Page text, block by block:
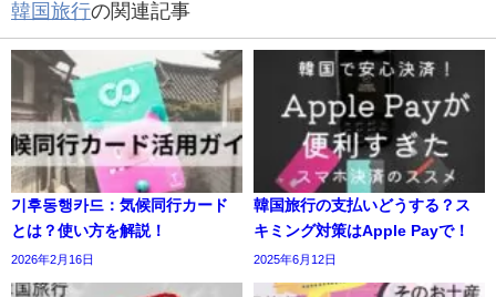
韓国旅行の関連記事
기후동행카드：気候同行カード
とは？使い方を解説！
2026年2月16日
韓国旅行の支払いどうする？ス
キミング対策はApple Payで！
2025年6月12日